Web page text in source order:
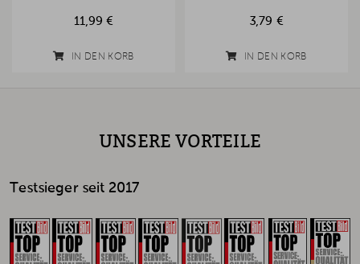
11,99 €
IN DEN KORB
3,79 €
IN DEN KORB
UNSERE VORTEILE
Testsieger seit 2017